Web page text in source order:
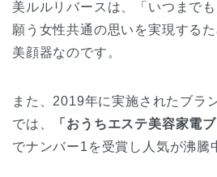
美ルルリバースは、「いつまで
願う女性共通の思いを実現する
美顔器なのです。
また、2019年に実施されたブラ
では、
「おうちエステ美容家電ブ
でナンバー1を受賞し人気が沸騰